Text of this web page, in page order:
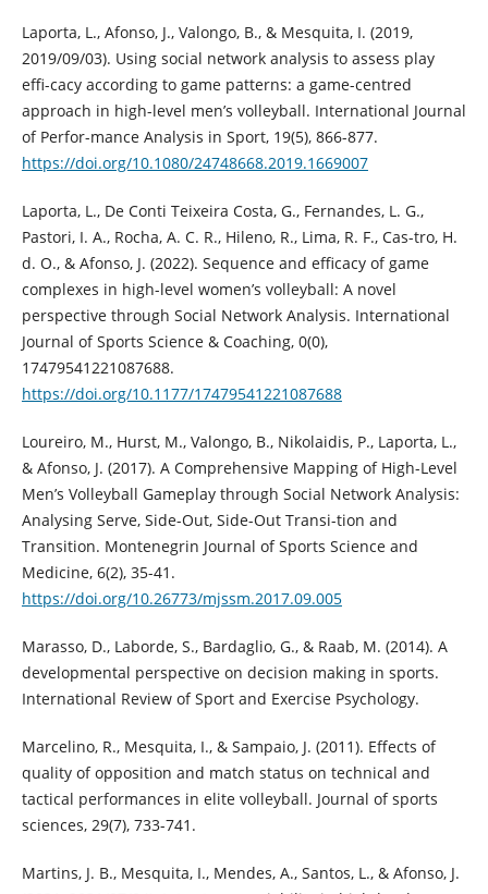
Laporta, L., Afonso, J., Valongo, B., & Mesquita, I. (2019,
2019/09/03). Using social network analysis to assess play
effi-cacy according to game patterns: a game-centred
approach in high-level men’s volleyball. International Journal
of Perfor-mance Analysis in Sport, 19(5), 866-877.
https://doi.org/10.1080/24748668.2019.1669007
Laporta, L., De Conti Teixeira Costa, G., Fernandes, L. G.,
Pastori, I. A., Rocha, A. C. R., Hileno, R., Lima, R. F., Cas-tro, H.
d. O., & Afonso, J. (2022). Sequence and efficacy of game
complexes in high-level women’s volleyball: A novel
perspective through Social Network Analysis. International
Journal of Sports Science & Coaching, 0(0),
17479541221087688.
https://doi.org/10.1177/17479541221087688
Loureiro, M., Hurst, M., Valongo, B., Nikolaidis, P., Laporta, L.,
& Afonso, J. (2017). A Comprehensive Mapping of High-Level
Men’s Volleyball Gameplay through Social Network Analysis:
Analysing Serve, Side-Out, Side-Out Transi-tion and
Transition. Montenegrin Journal of Sports Science and
Medicine, 6(2), 35-41.
https://doi.org/10.26773/mjssm.2017.09.005
Marasso, D., Laborde, S., Bardaglio, G., & Raab, M. (2014). A
developmental perspective on decision making in sports.
International Review of Sport and Exercise Psychology.
Marcelino, R., Mesquita, I., & Sampaio, J. (2011). Effects of
quality of opposition and match status on technical and
tactical performances in elite volleyball. Journal of sports
sciences, 29(7), 733-741.
Martins, J. B., Mesquita, I., Mendes, A., Santos, L., & Afonso, J.